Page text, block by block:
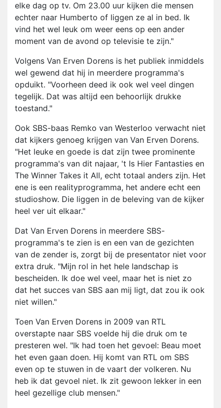
elke dag op tv. Om 23.00 uur kijken die mensen
echter naar Humberto of liggen ze al in bed. Ik
vind het wel leuk om weer eens op een ander
moment van de avond op televisie te zijn."
Volgens Van Erven Dorens is het publiek inmiddels
wel gewend dat hij in meerdere programma's
opduikt. "Voorheen deed ik ook wel veel dingen
tegelijk. Dat was altijd een behoorlijk drukke
toestand."
Ook SBS-baas Remko van Westerloo verwacht niet
dat kijkers genoeg krijgen van Van Erven Dorens.
"Het leuke en goede is dat zijn twee prominente
programma's van dit najaar, 't Is Hier Fantasties en
The Winner Takes it All, echt totaal anders zijn. Het
ene is een realityprogramma, het andere echt een
studioshow. Die liggen in de beleving van de kijker
heel ver uit elkaar."
Dat Van Erven Dorens in meerdere SBS-
programma's te zien is en een van de gezichten
van de zender is, zorgt bij de presentator niet voor
extra druk. "Mijn rol in het hele landschap is
bescheiden. Ik doe wel veel, maar het is niet zo
dat het succes van SBS aan mij ligt, dat zou ik ook
niet willen."
Toen Van Erven Dorens in 2009 van RTL
overstapte naar SBS voelde hij die druk om te
presteren wel. "Ik had toen het gevoel: Beau moet
het even gaan doen. Hij komt van RTL om SBS
even op te stuwen in de vaart der volkeren. Nu
heb ik dat gevoel niet. Ik zit gewoon lekker in een
heel gezellige club mensen."